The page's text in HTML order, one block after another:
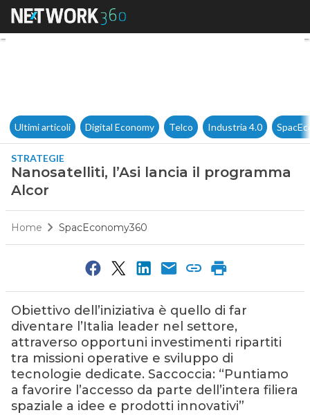
Nanosatelliti, l’Asi lancia il
Ultimi articoli Digital Economy Telco Industria 4.0
STRATEGIE
Nanosatelliti, l’Asi lancia il programma
Alcor
Home SpacEconomy360
Obiettivo dell’iniziativa è quello di far
diventare l’Italia leader nel settore,
attraverso opportuni investimenti ripartiti
tra missioni operative e sviluppo di
tecnologie dedicate. Saccoccia: “Puntiamo
a favorire l’accesso da parte dell’intera filiera
spaziale a idee e prodotti innovativi”